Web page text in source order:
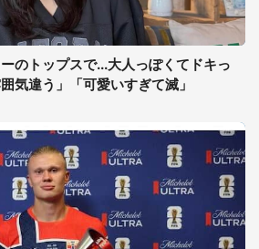
のトップスで...大人っぽくてドキっ
気違う」「可愛いすぎて滅」